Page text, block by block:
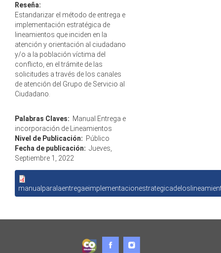
Reseña:
Estandarizar el método de entrega e
implementación estratégica de
lineamientos que inciden en la
atención y orientación al ciudadano
y/o a la población víctima del
conflicto, en el trámite de las
solicitudes a través de los canales
de atención del Grupo de Servicio al
Ciudadano.
Palabras Claves: Manual Entrega e
incorporación de Lineamientos
Nivel de Publicación: Público
Fecha de publicación: Jueves,
Septiembre 1, 2022